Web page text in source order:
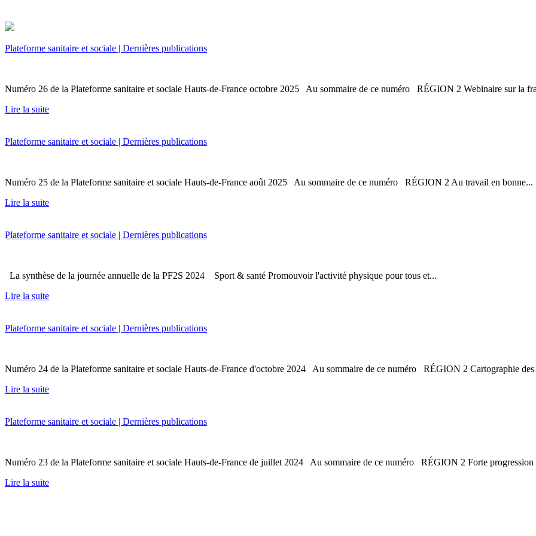
Plateforme sanitaire et sociale | Dernières publications
Numéro 26 de la Plateforme sanitaire et sociale Hauts-de-France octobre 2025 Au sommaire de ce numéro RÉGION 2 Webinaire sur la
Lire la suite
Plateforme sanitaire et sociale | Dernières publications
Numéro 25 de la Plateforme sanitaire et sociale Hauts-de-France août 2025 Au sommaire de ce numéro RÉGION 2 Au travail en bonne...
Lire la suite
Plateforme sanitaire et sociale | Dernières publications
La synthèse de la journée annuelle de la PF2S 2024 Sport & santé Promouvoir l'activité physique pour tous et...
Lire la suite
Plateforme sanitaire et sociale | Dernières publications
Numéro 24 de la Plateforme sanitaire et sociale Hauts-de-France d'octobre 2024 Au sommaire de ce numéro RÉGION 2 Cartographie des
Lire la suite
Plateforme sanitaire et sociale | Dernières publications
Numéro 23 de la Plateforme sanitaire et sociale Hauts-de-France de juillet 2024 Au sommaire de ce numéro RÉGION 2 Forte progression
Lire la suite